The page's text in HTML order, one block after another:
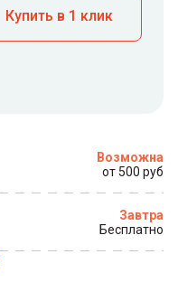
Купить в 1 клик
Возможна
от 500 руб
Завтра
Бесплатно